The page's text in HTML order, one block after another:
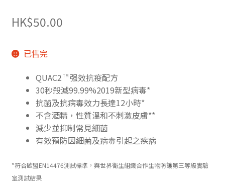
HK$50.00
已售完
QUAC2 TM 强效抗疫配方
30秒殺滅99.99%2019新型病毒*
抗菌及抗病毒效力長達12小時*
不含酒精，性質溫和不刺激皮膚**
減少並抑制常見細菌
有效預防因細菌及病毒引起之疾病
*符合歐盟EN14476測試標準，與世界衛生組織合作生物防護第三等級實驗
室測試結果